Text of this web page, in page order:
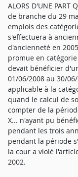
ALORS D'UNE
de branche du 29
emplois des
s'effectuera à
d'ancienneté en
promue en
devait bénéficier
01/06/2008 au 30/
applicable à la
quand le calcul de
compter de la
X... n'ayant pu
pendant les trois
pendant la période
la cour a violé
2002.